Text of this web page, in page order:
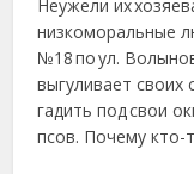
Неужели их
низкоморальные
№18 по ул.
выгуливает
гадить под свои
псов. Почему кто-